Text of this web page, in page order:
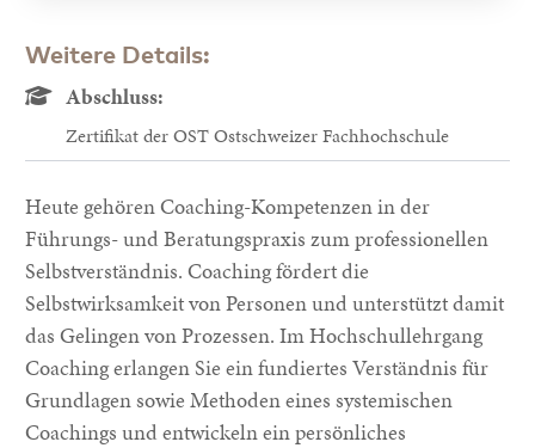
Heute gehören Coaching-Kompetenzen in der
Führungs- und Beratungspraxis zum professionellen
Selbstverständnis. Coaching fördert die
Selbstwirksamkeit von Personen und unterstützt damit
das Gelingen von Prozessen. Im Hochschullehrgang
Coaching erlangen Sie ein fundiertes Verständnis für
Grundlagen sowie Methoden eines systemischen
Coachings und entwickeln ein persönliches
Weitere Details:
Abschluss:
Zertifikat der OST Ostschweizer Fachhochschule